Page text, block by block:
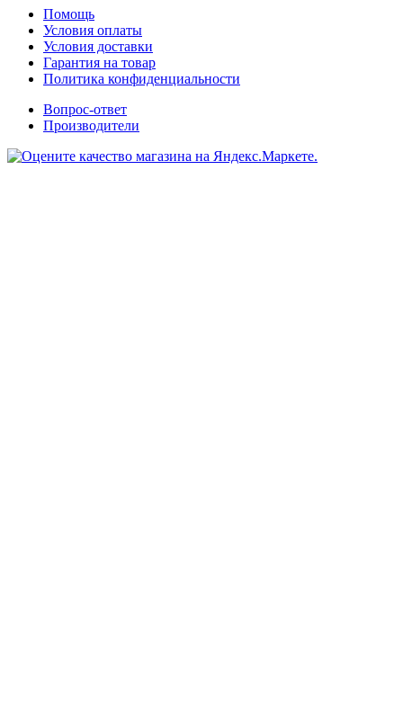
Помощь
Условия оплаты
Условия доставки
Гарантия на товар
Политика конфиденциальности
Вопрос-ответ
Производители